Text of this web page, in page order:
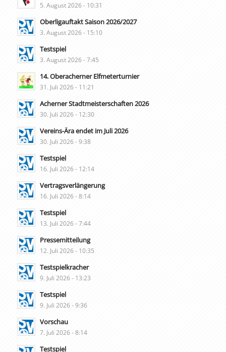
5. August 2026 - 10:31
Oberligauftakt Saison 2026/2027
3. August 2026 - 15:10
Testspiel
3. August 2026 - 7:45
14. Oberacherner Elfmeterturnier
31. Juli 2026 - 11:21
Acherner Stadtmeisterschaften 2026
30. Juli 2026 - 12:30
Vereins-Ära endet im Juli 2026
30. Juli 2026 - 9:38
Testspiel
16. Juli 2026 - 12:14
Vertragsverlängerung
16. Juli 2026 - 8:14
Testspiel
13. Juli 2026 - 7:44
Pressemitteilung
12. Juli 2026 - 10:35
Testspielkracher
9. Juli 2026 - 13:23
Testspiel
9. Juli 2026 - 9:36
Vorschau
7. Juli 2026 - 8:14
Testspiel